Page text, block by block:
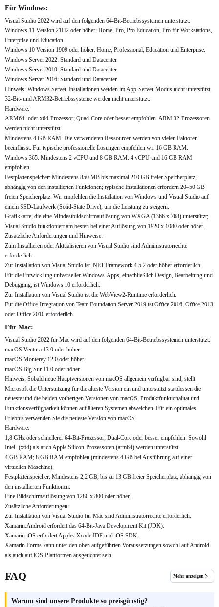
Für Windows:
Visual Studio 2022 wird auf den folgenden 64-Bit-Betriebssystemen unterstützt:
Windows 11 Version 21H2 oder höher: Home, Pro, Pro Education, Pro für Workstations,
Enterprise und Education
Windows 10 Version 1909 oder höher: Home, Professional, Education und Enterprise.
Windows Server 2022: Standard und Datacenter.
Windows Server 2019: Standard und Datacenter.
Windows Server 2016: Standard und Datacenter.
Hinweis: Windows Server-Installationen werden im App-Server-Modus nicht unterstützt.
32-Bit- und ARM32-Betriebssysteme werden nicht unterstützt.
Hardware:
ARM64- oder x64-Prozessor; Quad-Core oder besser empfohlen. ARM 32-Prozessoren
werden nicht unterstützt.
Mindestens 4 GB RAM. Die verwendeten Ressourcen werden von vielen Faktoren
beeinflusst. Für typische professionelle Lösungen empfehlen wir 16 GB RAM.
Windows 365: Mindestens 2 vCPU und 8 GB RAM. 4 vCPU und 16 GB RAM
empfohlen.
Festplattenspeicher: Mindestens 850 MB bis maximal 210 GB freier Speicherplatz,
abhängig von den installierten Funktionen; typische Installationen erfordern 20–50 GB
freien Speicherplatz. Wir empfehlen die Installation von Windows und Visual Studio auf
einem SSD-Laufwerk (Solid-State Drive), um die Leistung zu steigern.
Grafikkarte, die eine Mindestbildschirmauflösung von WXGA (1366 x 768) unterstützt;
Visual Studio funktioniert am besten bei einer Auflösung von 1920 x 1080 oder höher.
Zusätzliche Anforderungen und Hinweise:
Zum Installieren oder Aktualisieren von Visual Studio sind Administratorrechte
erforderlich.
Zur Installation von Visual Studio ist .NET Framework 4.5.2 oder höher erforderlich.
Für die Entwicklung universeller Windows-Apps, einschließlich Design, Bearbeitung und
Debugging, ist Windows 10 erforderlich.
Zur Installation von Visual Studio ist die WebView2-Runtime erforderlich.
Für die Office-Integration von Team Foundation Server 2019 ist Office 2016, Office 2013
oder Office 2010 erforderlich.
Für Mac:
Visual Studio 2022 für Mac wird auf den folgenden 64-Bit-Betriebssystemen unterstützt:
macOS Ventura 13.0 oder höher.
macOS Monterey 12.0 oder höher.
macOS Big Sur 11.0 oder höher.
Hinweis: Sobald neue Hauptversionen von macOS allgemein verfügbar sind, stellt
Microsoft die Unterstützung für die älteste Version ein und unterstützt stattdessen die
neueste und die beiden vorherigen Versionen von macOS. Produktfunktionalität und
Funktionsverfügbarkeit können auf älteren Systemen abweichen. Für ein optimales
Erlebnis verwenden Sie die neueste Version von macOS.
Hardware:
1,8 GHz oder schnellerer 64-Bit-Prozessor; Dual-Core oder besser empfohlen. Sowohl
Intel- (x64) als auch Apple Silicon-Prozessoren (arm64) werden unterstützt.
4 GB RAM; 8 GB RAM empfohlen (mindestens 4 GB bei Ausführung auf einer
virtuellen Maschine).
Festplattenspeicher: Mindestens 2,2 GB, bis zu 13 GB freier Speicherplatz, abhängig von
den installierten Funktionen.
Eine Bildschirmauflösung von 1280 x 800 oder höher.
Zusätzliche Anforderungen:
Zur Installation von Visual Studio für Mac sind Administratorrechte erforderlich.
Xamarin.Android erfordert das 64-Bit-Java Development Kit (JDK).
Xamarin.iOS erfordert Apples Xcode IDE und iOS SDK.
Xamarin.Forms kann unter den oben aufgeführten Voraussetzungen sowohl auf Android-
als auch auf iOS-Plattformen ausgerichtet sein.
FAQ Mehr anzeigen
Warum sind unsere Produkte so preisgünstig?